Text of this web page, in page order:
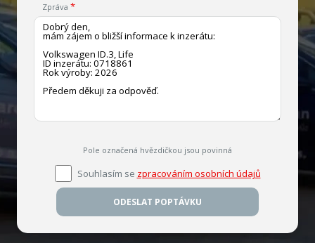
Zpráva
Pole označená hvězdičkou jsou povinná
Souhlasím se zpracováním osobních údajů
ODESLAT POPTÁVKU